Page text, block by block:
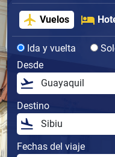
Vuelos
Ida y vuelta
Desde
Destino
Fechas del viaje